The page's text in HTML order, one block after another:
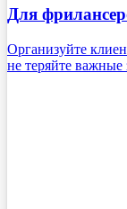
Для
Организуйте
не теряйте важные